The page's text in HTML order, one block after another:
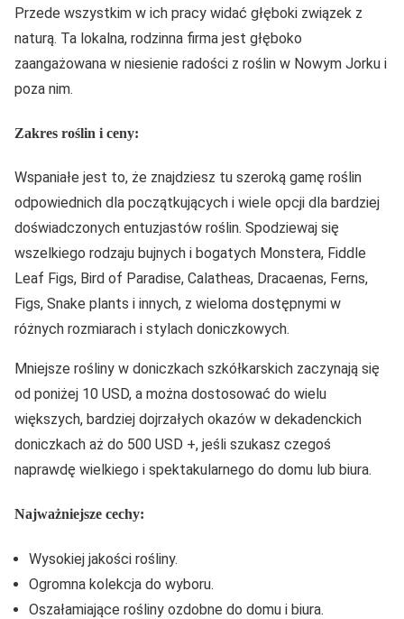
Przede wszystkim w ich pracy widać głęboki związek z
naturą. Ta lokalna, rodzinna firma jest głęboko
zaangażowana w niesienie radości z roślin w Nowym Jorku i
poza nim.
Zakres roślin i ceny:
Wspaniałe jest to, że znajdziesz tu szeroką gamę roślin
odpowiednich dla początkujących i wiele opcji dla bardziej
doświadczonych entuzjastów roślin. Spodziewaj się
wszelkiego rodzaju bujnych i bogatych Monstera, Fiddle
Leaf Figs, Bird of Paradise, Calatheas, Dracaenas, Ferns,
Figs, Snake plants i innych, z wieloma dostępnymi w
różnych rozmiarach i stylach doniczkowych.
Mniejsze rośliny w doniczkach szkółkarskich zaczynają się
od poniżej 10 USD, a można dostosować do wielu
większych, bardziej dojrzałych okazów w dekadenckich
doniczkach aż do 500 USD +, jeśli szukasz czegoś
naprawdę wielkiego i spektakularnego do domu lub biura.
Najważniejsze cechy:
Wysokiej jakości rośliny.
Ogromna kolekcja do wyboru.
Oszałamiające rośliny ozdobne do domu i biura.